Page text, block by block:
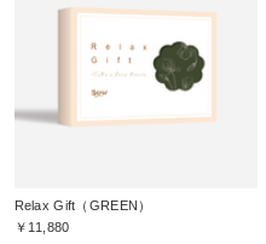
Relax Gift（GREEN）
￥11,880